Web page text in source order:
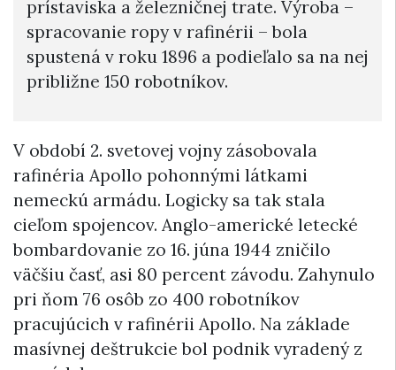
prístaviska a železničnej trate. Výroba –
spracovanie ropy v rafinérii – bola
spustená v roku 1896 a podieľalo sa na nej
približne 150 robotníkov.
V období 2. svetovej vojny zásobovala
rafinéria Apollo pohonnými látkami
nemeckú armádu. Logicky sa tak stala
cieľom spojencov. Anglo-americké letecké
bombardovanie zo 16. júna 1944 zničilo
väčšiu časť, asi 80 percent závodu. Zahynulo
pri ňom 76 osôb zo 400 robotníkov
pracujúcich v rafinérii Apollo. Na základe
masívnej deštrukcie bol podnik vyradený z